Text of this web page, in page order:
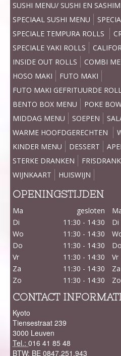
SUSHI MENU/ SUSHI EN
SPECIAAL SUSHI MENU
SPECIALE TEMPURA ROLLS
SPECIALE YAKI ROLLS
INSIDE OUT ROLLS
COMBI
HOSO MAKI
FUTO MAKI
FUTO MAKI GEFRITUURDE
BENTO BOX MENU
POKE
MIDDAG MENU
SOEPEN
WARME HOOFDGERECHTEN
KINDER MENU
DESSERT
STERKE DRANKEN
WIJNKAART
HUISWIJN
OPENINGSTIJDEN
Ma gesloten
Di
11:30 - 14:30 Di
Wo
11:30 - 14:30
Do
11:30 - 14:30 Do
Vr
11:30 - 14:30 Vr
Za
11:30 - 14:30 Za
Zo
11:30 - 14:30 Zo
CONTACT
Kyoto
Tiensestraat 239
3000 Leuven
Tel.: 016 41 85 48
BTW: BE 0847.251.943